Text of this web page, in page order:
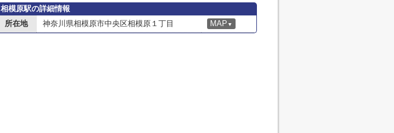
相模原駅の詳細情報
所在地
神奈川県相模原市中央区相模原１丁目 MAP ▼